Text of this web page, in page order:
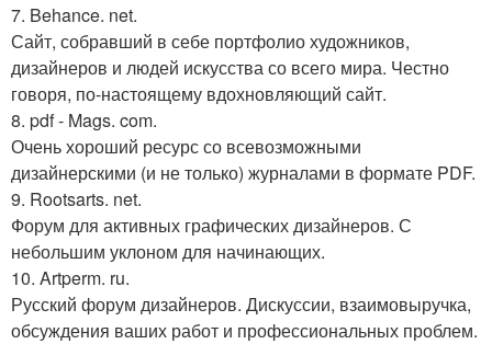
7. Behance. net.
Сайт, собравший в себе портфолио художников,
дизайнеров и людей искусства со всего мира. Честно
говоря, по-настоящему вдохновляющий сайт.
8. pdf - Mags. com.
Очень хороший ресурс со всевозможными
дизайнерскими (и не только) журналами в формате PDF.
9. Rootsarts. net.
Форум для активных графических дизайнеров. С
небольшим уклоном для начинающих.
10. Artperm. ru.
Русский форум дизайнеров. Дискуссии, взаимовыручка,
обсуждения ваших работ и профессиональных проблем.